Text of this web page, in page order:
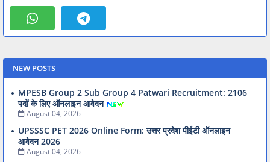
NEW POSTS
MPESB Group 2 Sub Group 4 Patwari Recruitment: 2106
पदों के लिए ऑनलाइन आवेदन
August 04, 2026
UPSSSC PET 2026 Online Form: उत्तर प्रदेश पीईटी ऑनलाइन
आवेदन 2026
August 04, 2026